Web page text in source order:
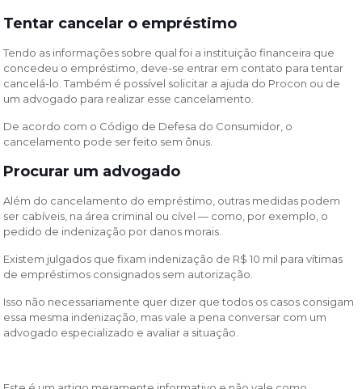
Tentar cancelar o empréstimo
Tendo as informações sobre qual foi a instituição financeira que
concedeu o empréstimo, deve-se entrar em contato para tentar
cancelá-lo. Também é possível solicitar a ajuda do Procon ou de
um advogado para realizar esse cancelamento.
De acordo com o Código de Defesa do Consumidor, o
cancelamento pode ser feito sem ônus.
Procurar um advogado
Além do cancelamento do empréstimo, outras medidas podem
ser cabíveis, na área criminal ou cível — como, por exemplo, o
pedido de indenização por danos morais.
Existem julgados que fixam indenização de R$ 10 mil para vítimas
de empréstimos consignados sem autorização.
Isso não necessariamente quer dizer que todos os casos consigam
essa mesma indenização, mas vale a pena conversar com um
advogado especializado e avaliar a situação.